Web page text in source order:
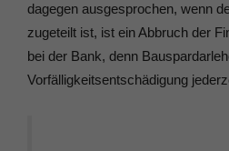
dagegen ausgesprochen, wenn
zugeteilt ist, ist ein Abbruch der
bei der Bank, denn
Vorfälligkeitsentschädigung